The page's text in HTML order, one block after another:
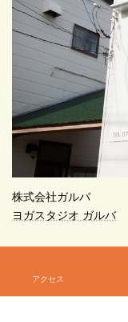
株式会社ガルバ
ヨガスタジオ ガルバ
アクセス